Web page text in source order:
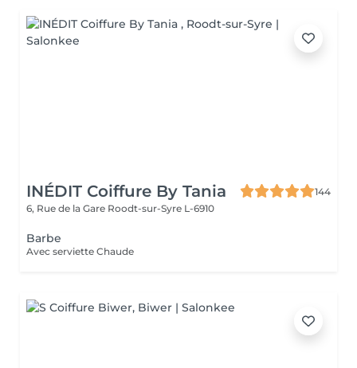
INÉDIT Coiffure By Tania
144
6, Rue de la Gare Roodt-sur-Syre L-6910
Barbe
Avec serviette Chaude